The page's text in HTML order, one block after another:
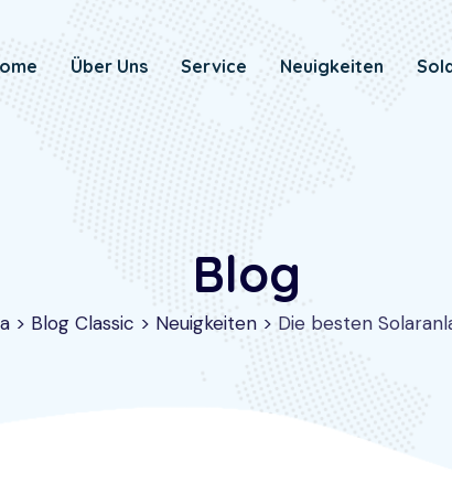
Über Uns Service Neuigkeiten
Blog
> Blog Classic > Neuigkeiten> Die besten